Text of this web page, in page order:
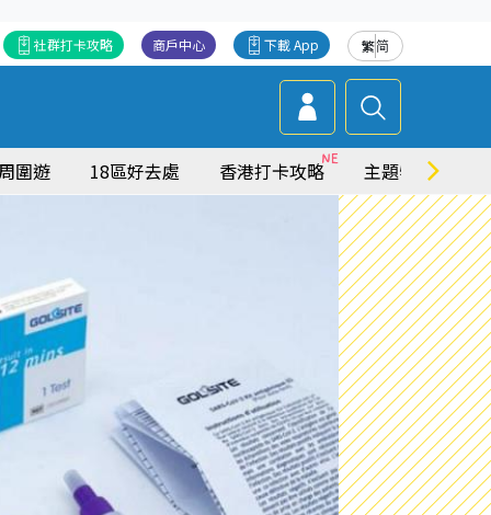
繁简
下載 App
商戶中心
社群打卡攻略
圍遊 18區好去處 香港打卡攻略 主題特集